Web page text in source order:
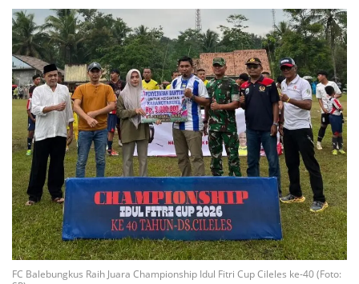
FC Balebungkus Raih Juara Championship Idul Fitri Cup Cileles ke-40 (Foto: